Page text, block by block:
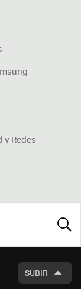
y Redes
SUBIR